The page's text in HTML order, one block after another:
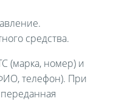
средства.
(марка, номер) и
телефон). При